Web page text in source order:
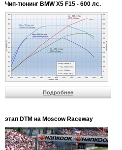
Чип-тюнинг BMW Х5 F15 - 600 лс.
Подробнее
этап DTM на Moscow Raceway